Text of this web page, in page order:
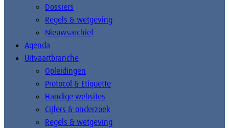
Dossiers
Regels & wetgeving
Nieuwsarchief
Agenda
Uitvaartbranche
Opleidingen
Protocol & Etiquette
Handige websites
Cijfers & onderzoek
Regels & wetgeving